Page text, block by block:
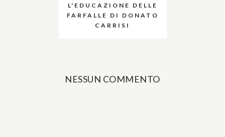
L'EDUCAZIONE DELLE
FARFALLE DI DONATO
CARRISI
NESSUN COMMENTO